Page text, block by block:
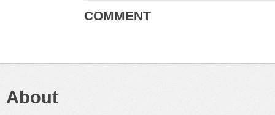
COMMENT
About